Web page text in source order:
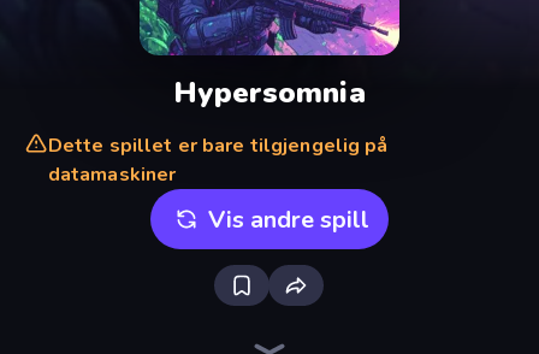
Hypersomnia
Dette spillet er bare tilgjengelig på
datamaskiner
Vis andre spill